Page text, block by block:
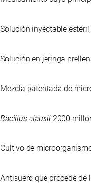
Solución inyectable
Solución en jeringa
Mezcla patentada de
Bacillus clausii 2000
Cultivo de
Antisuero que procede